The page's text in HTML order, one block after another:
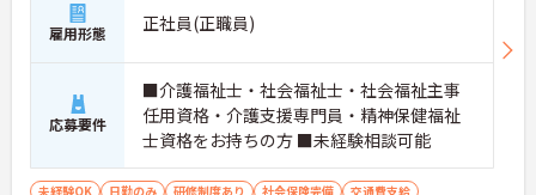
雇用形態 正社員(正職員)
応募要件
■介護福祉士・社会福祉士・社会福祉主事
任用資格・介護支援専門員・精神保健福祉
士資格をお持ちの方 ■未経験相談可能
未経験OK 日勤のみ 研修制度あり 社会保険完備 交通費支給